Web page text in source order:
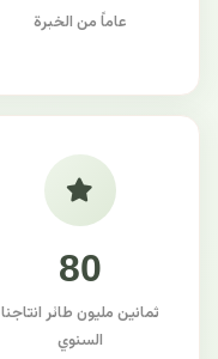
عاماً من الخبرة
80
ثمانين مليون طائر انتاجنا
السنوي